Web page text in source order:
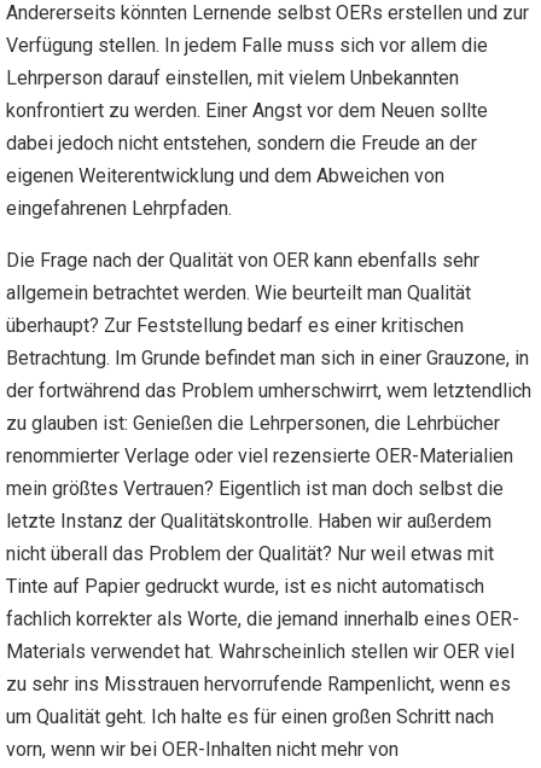
Andererseits könnten Lernende selbst OERs erstellen und zur
Verfügung stellen. In jedem Falle muss sich vor allem die
Lehrperson darauf einstellen, mit vielem Unbekannten
konfrontiert zu werden. Einer Angst vor dem Neuen sollte
dabei jedoch nicht entstehen, sondern die Freude an der
eigenen Weiterentwicklung und dem Abweichen von
eingefahrenen Lehrpfaden.
Die Frage nach der Qualität von OER kann ebenfalls sehr
allgemein betrachtet werden. Wie beurteilt man Qualität
überhaupt? Zur Feststellung bedarf es einer kritischen
Betrachtung. Im Grunde befindet man sich in einer Grauzone, in
der fortwährend das Problem umherschwirrt, wem letztendlich
zu glauben ist: Genießen die Lehrpersonen, die Lehrbücher
renommierter Verlage oder viel rezensierte OER-Materialien
mein größtes Vertrauen? Eigentlich ist man doch selbst die
letzte Instanz der Qualitätskontrolle. Haben wir außerdem
nicht überall das Problem der Qualität? Nur weil etwas mit
Tinte auf Papier gedruckt wurde, ist es nicht automatisch
fachlich korrekter als Worte, die jemand innerhalb eines OER-
Materials verwendet hat. Wahrscheinlich stellen wir OER viel
zu sehr ins Misstrauen hervorrufende Rampenlicht, wenn es
um Qualität geht. Ich halte es für einen großen Schritt nach
vorn, wenn wir bei OER-Inhalten nicht mehr von